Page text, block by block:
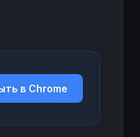
в Chrome